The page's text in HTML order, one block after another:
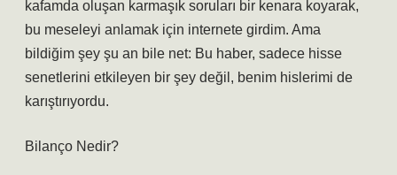
kafamda oluşan karmaşık soruları bir kenara koyarak,
bu meseleyi anlamak için internete girdim. Ama
bildiğim şey şu an bile net: Bu haber, sadece hisse
senetlerini etkileyen bir şey değil, benim hislerimi de
karıştırıyordu.
Bilanço Nedir?